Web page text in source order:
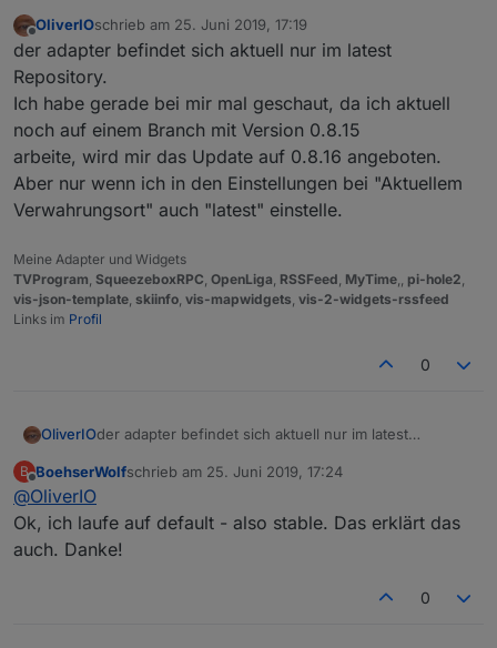
Offline
OliverIOschrieb am 25. Juni 2019, 17:19
zuletzt editiert von
der adapter befindet sich aktuell nur im latest
Repository.
Ich habe gerade bei mir mal geschaut, da ich aktuell
noch auf einem Branch mit Version 0.8.15
arbeite, wird mir das Update auf 0.8.16 angeboten.
Aber nur wenn ich in den Einstellungen bei "Aktuellem
Verwahrungsort" auch "latest" einstelle.
Meine Adapter und Widgets
TVProgram, SqueezeboxRPC, OpenLiga, RSSFeed, MyTime,, pi-hole2,
vis-json-template, skiinfo, vis-mapwidgets, vis-2-widgets-rssfeed
Links im Profil
0
OliverIOder adapter befindet sich aktuell nur im latest
Ich habe gerade bei mir mal geschaut, da ich aktuell
arbeite, wird mir das Update auf 0.8.16 angeboten.
Aber nur wenn ich in den Einstellungen bei "Aktuellem
Verwahrungsort" auch "latest" einstelle.
B
Offline
BoehserWolfschrieb am 25. Juni 2019, 17:24
zuletzt editiert von
@OliverIO
Ok, ich laufe auf default - also stable. Das erklärt das
auch. Danke!
0